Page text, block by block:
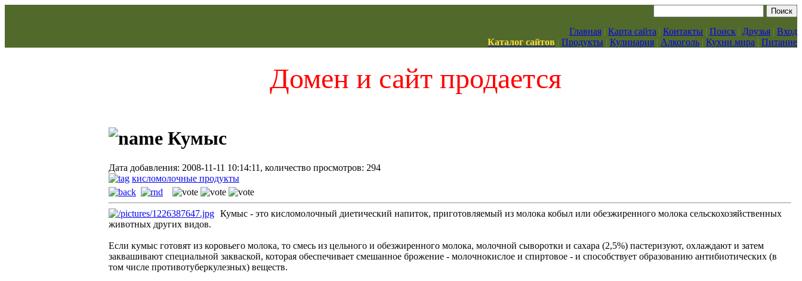
Главная | Карта сайта | Контакты | Поиск | Друзья | Вход
Каталог сайтов | Продукты | Кулинария | Алкоголь | Кухни мира | Питание
Домен и сайт продается
Кумыс
Дата добавления: 2008-11-11 10:14:11, количество просмотров: 294
кисломолочные продукты
Кумыс - это кисломолочный диетический напиток, приготовляемый из молока кобыл или обезжиренного молока сельскохозяйственных
животных других видов.
Если кумыс готовят из коровьего молока, то смесь из цельного и обезжиренного молока, молочной сыворотки и сахара (2,5%) пастеризуют, охлаждают и затем
заквашивают специальной закваской, которая обеспечивает смешанное брожение - молочнокислое и спиртовое - и способствует образованию антибиотических (в
том числе противотуберкулезных) веществ.